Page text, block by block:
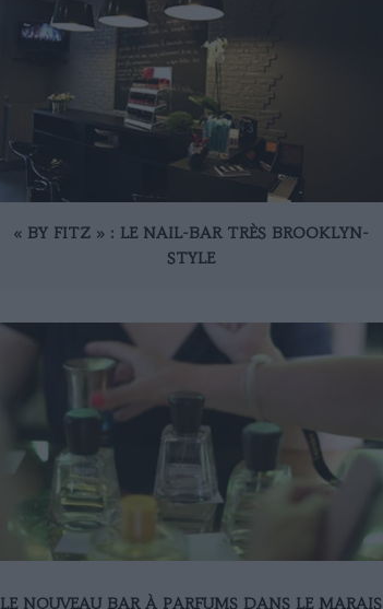
« BY FITZ » : LE NAIL-BAR TRÈS BROOKLYN-
STYLE
LE NOUVEAU BAR À PARFUMS DANS LE MARAIS